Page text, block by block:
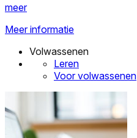
meer
Meer informatie
Volwassenen
Leren
Voor volwassenen